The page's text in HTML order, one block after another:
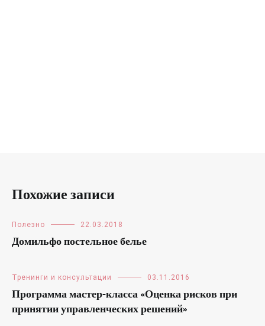
Похожие записи
Полезно 22.03.2018
Домильфо постельное белье
Тренинги и консультации 03.11.2016
Программа мастер-класса «Оценка рисков при
принятии управленческих решений»